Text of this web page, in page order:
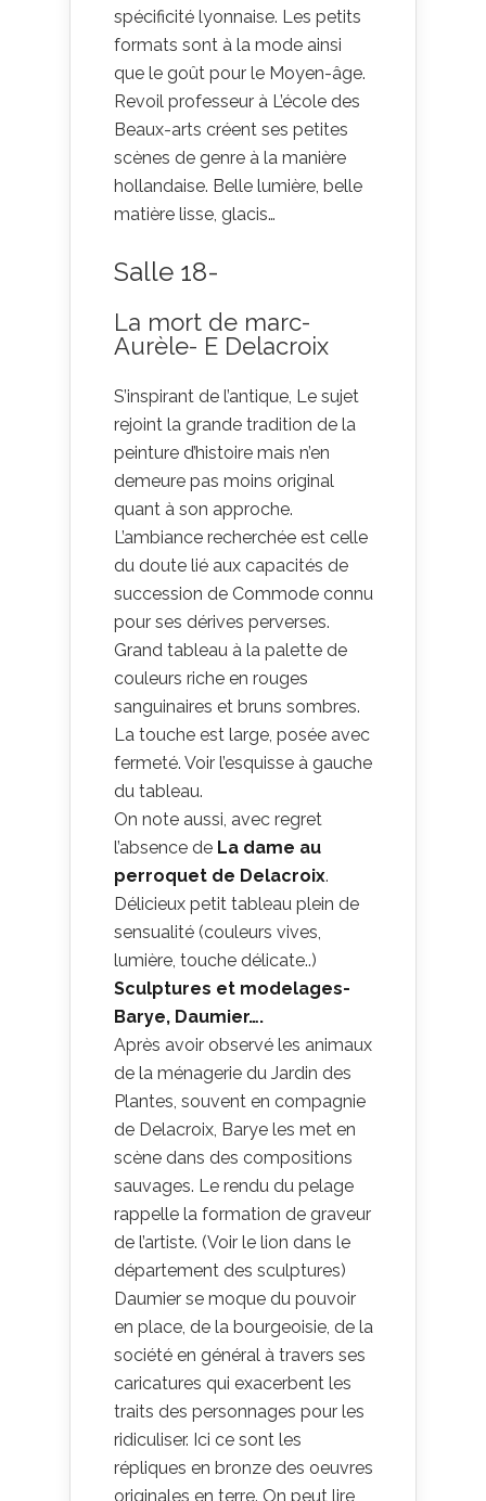
spécificité lyonnaise. Les petits
formats sont à la mode ainsi
que le goût pour le Moyen-âge.
Revoil professeur à L’école des
Beaux-arts créent ses petites
scènes de genre à la manière
hollandaise. Belle lumière, belle
matière lisse, glacis…
Salle 18-
La mort de marc-
Aurèle- E Delacroix
S’inspirant de l’antique, Le sujet
rejoint la grande tradition de la
peinture d’histoire mais n’en
demeure pas moins original
quant à son approche.
L’ambiance recherchée est celle
du doute lié aux capacités de
succession de Commode connu
pour ses dérives perverses.
Grand tableau à la palette de
couleurs riche en rouges
sanguinaires et bruns sombres.
La touche est large, posée avec
fermeté. Voir l’esquisse à gauche
du tableau.
On note aussi, avec regret
l’absence de La dame au
perroquet de Delacroix.
Délicieux petit tableau plein de
sensualité (couleurs vives,
lumière, touche délicate..)
Sculptures et modelages-
Barye, Daumier….
Après avoir observé les animaux
de la ménagerie du Jardin des
Plantes, souvent en compagnie
de Delacroix, Barye les met en
scène dans des compositions
sauvages. Le rendu du pelage
rappelle la formation de graveur
de l’artiste. (Voir le lion dans le
département des sculptures)
Daumier se moque du pouvoir
en place, de la bourgeoisie, de la
société en général à travers ses
caricatures qui exacerbent les
traits des personnages pour les
ridiculiser. Ici ce sont les
répliques en bronze des oeuvres
originales en terre. On peut lire